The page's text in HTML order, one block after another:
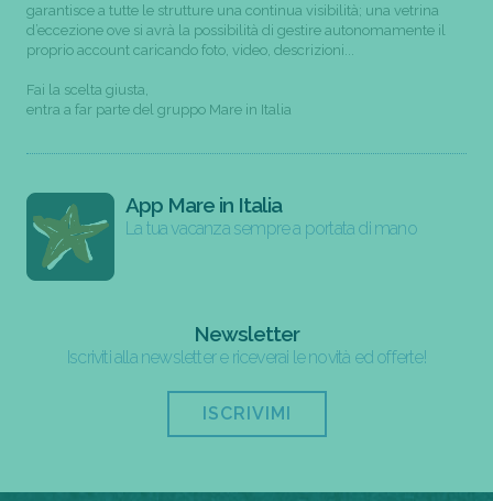
garantisce a tutte le strutture una continua visibilità; una vetrina
d’eccezione ove si avrà la possibilità di gestire autonomamente il
proprio account caricando foto, video, descrizioni...
Fai la scelta giusta,
entra a far parte del gruppo Mare in Italia
App Mare in Italia
La tua vacanza sempre a portata di mano
Newsletter
Iscriviti alla newsletter e riceverai le novità ed offerte!
ISCRIVIMI